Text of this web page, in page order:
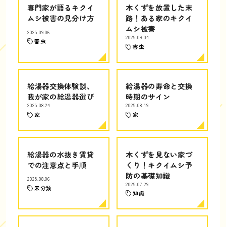
専門家が語るキクイ
ムシ被害の見分け方
2025.09.06
害虫
木くずを放置した末
路！ある家のキクイ
ムシ被害
2025.09.04
害虫
給湯器交換体験談、
我が家の給湯器選び
2025.08.24
家
給湯器の寿命と交換
時期のサイン
2025.08.19
家
給湯器の水抜き賃貸
での注意点と手順
2025.08.06
未分類
木くずを見ない家づ
くり！キクイムシ予
防の基礎知識
2025.07.29
知識